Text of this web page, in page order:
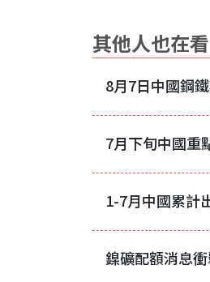
其他人也在
8月7日中國鋼